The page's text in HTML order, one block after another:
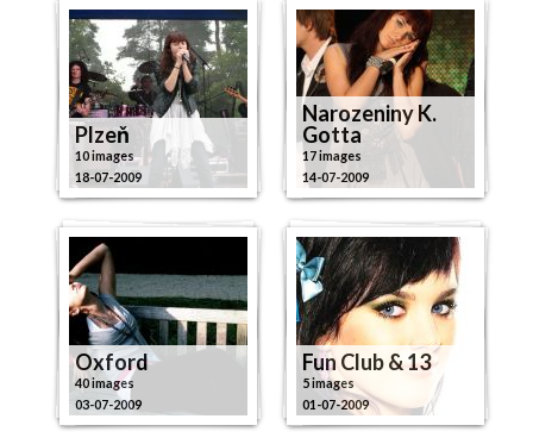
Plzeň
10 images
18-07-2009
Narozeniny K.
Gotta
17 images
14-07-2009
Oxford
40 images
03-07-2009
Fun Club & 13
5 images
01-07-2009